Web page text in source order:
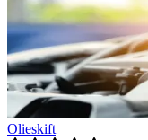
Olieskift